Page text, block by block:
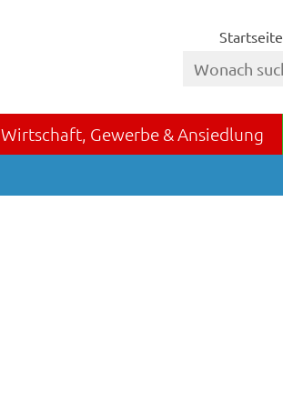
Startseite
Wirtschaft, Gewerbe & Ansiedlung